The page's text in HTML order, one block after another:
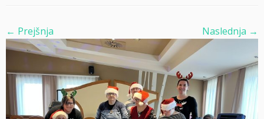
← Prejšnja Naslednja →